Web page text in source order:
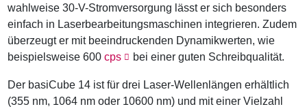
wahlweise 30-V-Stromversorgung lässt er sich besonders
einfach in Laserbearbeitungsmaschinen integrieren. Zudem
überzeugt er mit beeindruckenden Dynamikwerten, wie
beispielsweise 600cps bei einer guten Schreibqualität.
Der basiCube 14 ist für drei Laser-Wellenlängen erhältlich
(355 nm, 1064 nm oder 10600 nm) und mit einer Vielzahl